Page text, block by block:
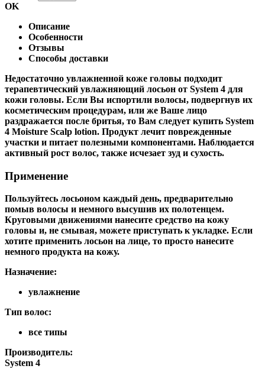
OK
Описание
Особенности
Отзывы
Способы доставки
Недостаточно увлажненной коже головы подходит
терапевтический увлажняющий лосьон от System 4 для
кожи головы. Если Вы испортили волосы, подвергнув их
косметическим процедурам, или же Ваше лицо
раздражается после бритья, то Вам следует купить System
4 Moisture Scalp lotion. Продукт лечит поврежденные
участки и питает полезными компонентами. Наблюдается
активный рост волос, также исчезает зуд и сухость.
Применение
Пользуйтесь лосьоном каждый день, предварительно
помыв волосы и немного высушив их полотенцем.
Круговыми движениями нанесите средство на кожу
головы и, не смывая, можете приступать к укладке. Если
хотите применить лосьон на лице, то просто нанесите
немного продукта на кожу.
Назначение:
увлажнение
Тип волос:
все типы
Производитель:
System 4